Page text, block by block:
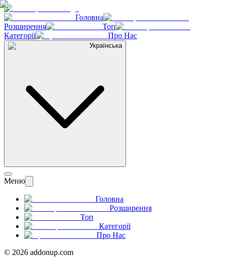
Головна
Розширення
Топ
Категорії
Про Нас
Українська
Меню
Головна
Розширення
Топ
Категорії
Про Нас
© 2026 addonup.com